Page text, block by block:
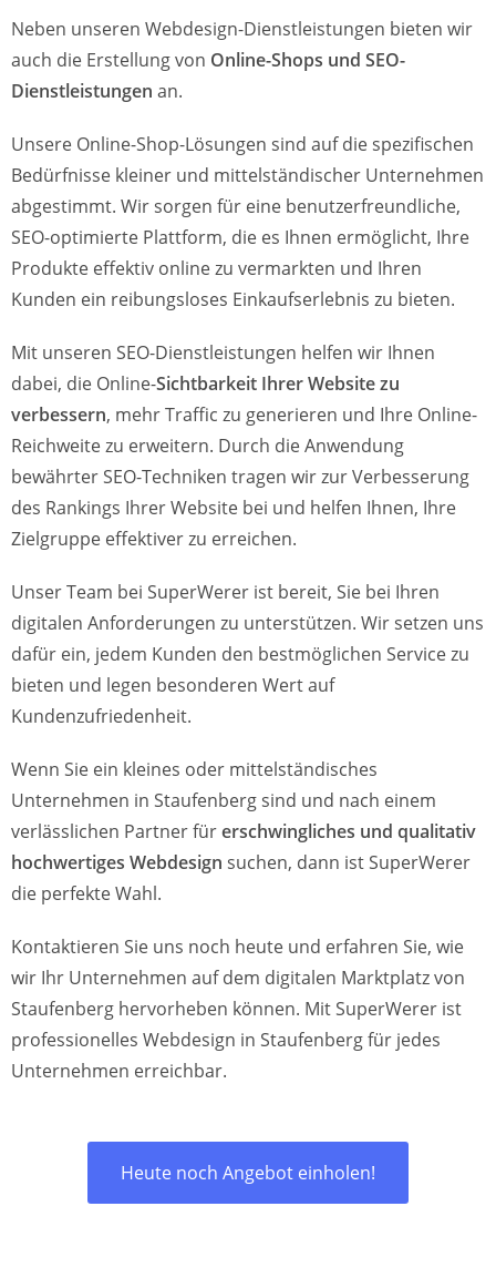
Neben unseren Webdesign-Dienstleistungen bieten wir
auch die Erstellung von Online-Shops und SEO-
Dienstleistungen an.
Unsere Online-Shop-Lösungen sind auf die spezifischen
Bedürfnisse kleiner und mittelständischer Unternehmen
abgestimmt. Wir sorgen für eine benutzerfreundliche,
SEO-optimierte Plattform, die es Ihnen ermöglicht, Ihre
Produkte effektiv online zu vermarkten und Ihren
Kunden ein reibungsloses Einkaufserlebnis zu bieten.
Mit unseren SEO-Dienstleistungen helfen wir Ihnen
dabei, die Online-Sichtbarkeit Ihrer Website zu
verbessern, mehr Traffic zu generieren und Ihre Online-
Reichweite zu erweitern. Durch die Anwendung
bewährter SEO-Techniken tragen wir zur Verbesserung
des Rankings Ihrer Website bei und helfen Ihnen, Ihre
Zielgruppe effektiver zu erreichen.
Unser Team bei SuperWerer ist bereit, Sie bei Ihren
digitalen Anforderungen zu unterstützen. Wir setzen uns
dafür ein, jedem Kunden den bestmöglichen Service zu
bieten und legen besonderen Wert auf
Kundenzufriedenheit.
Wenn Sie ein kleines oder mittelständisches
Unternehmen in Staufenberg sind und nach einem
verlässlichen Partner fürerschwingliches und qualitativ
hochwertiges Webdesign suchen, dann ist SuperWerer
die perfekte Wahl.
Kontaktieren Sie uns noch heute und erfahren Sie, wie
wir Ihr Unternehmen auf dem digitalen Marktplatz von
Staufenberg hervorheben können. Mit SuperWerer ist
professionelles Webdesign in Staufenberg für jedes
Unternehmen erreichbar.
Heute noch Angebot einholen!